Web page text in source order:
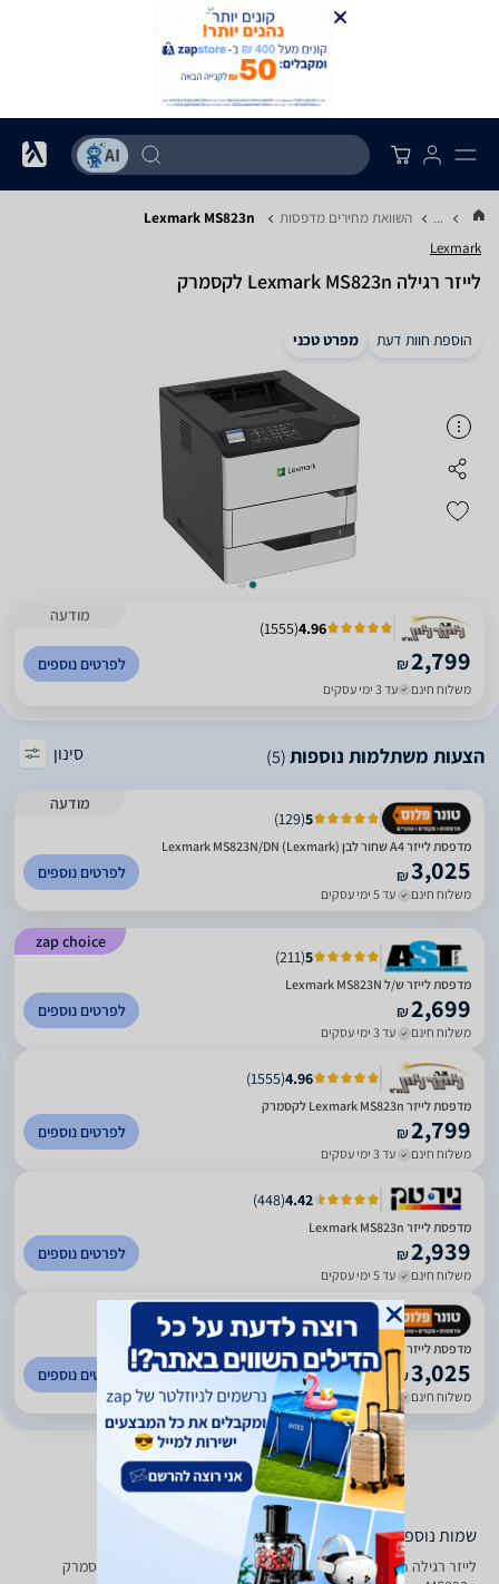
... השוואת מחירים מדפסות Lexmark MS823n
Lexmark
‏לייזר ‏רגילה Lexmark MS823n לקסמרק
הוספת חוות דעת מפרט טכני
מודעה
4.96
(
1555
)
₪2,799
משלוח חינם עד 3 ימי עסקים
לפרטים נוספים
הצעות משתלמות נוספות(5) סינון
מודעה
5
(
129
)
מדפסת לייזר A4 שחור לבן Lexmark MS823N/DN (Lexmark)
3,025
₪
משלוח חינם עד 5 ימי עסקים
לפרטים נוספים
zap choice
5
(
211
)
מדפסת לייזר ש/ל Lexmark MS823N
₪2,699
משלוח חינם עד 3 ימי עסקים
לפרטים נוספים
4.96
(
1555
)
מדפסת ‏לייזר Lexmark MS823n לקסמרק
₪2,799
משלוח חינם עד 3 ימי עסקים
לפרטים נוספים
4.42
(
448
)
מדפסת ‏לייזר Lexmark MS823n
₪2,939
משלוח חינם עד 5 ימי עסקים
לפרטים נוספים
5
(
129
)
מדפסת לייזר A4 שחור לבן Lexmark MS823N/DN (Lexmark)
₪3,025
משלוח חינם עד 5 ימי עסקים
לפרטים נוספים
שמות נוספים לדגם
‏לייזר ‏רגילה Lexmark MS 823 n לקסמרק, MS823n לקסמרק , לקסמרק